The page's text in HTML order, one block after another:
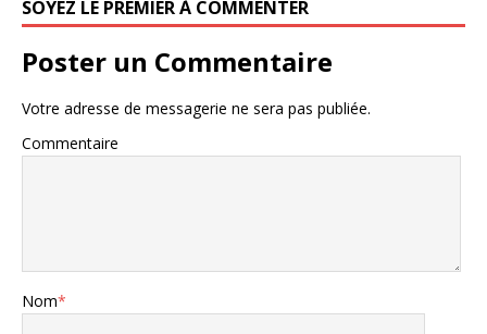
SOYEZ LE PREMIER À COMMENTER
Poster un Commentaire
Votre adresse de messagerie ne sera pas publiée.
Commentaire
Nom*